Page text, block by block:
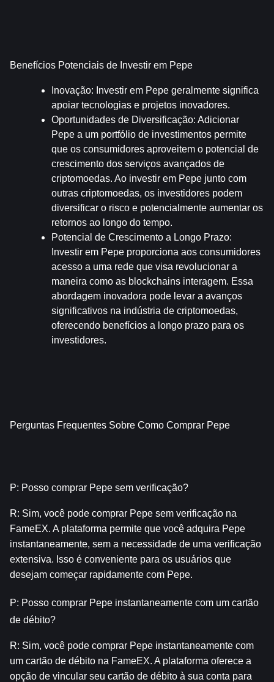
Benefícios Potenciais de Investir em Pepe
Inovação: Investir em Pepe geralmente significa
apoiar tecnologias e projetos inovadores.
Oportunidades de Diversificação: Adicionar
Pepe a um portfólio de investimentos permite
que os consumidores aproveitem o potencial de
crescimento dos serviços avançados de
criptomoedas. Ao investir em Pepe junto com
outras criptomoedas, os investidores podem
diversificar o risco e potencialmente aumentar os
retornos ao longo do tempo.
Potencial de Crescimento a Longo Prazo:
Investir em Pepe proporciona aos consumidores
acesso a uma rede que visa revolucionar a
maneira como as blockchains interagem. Essa
abordagem inovadora pode levar a avanços
significativos na indústria de criptomoedas,
oferecendo benefícios a longo prazo para os
investidores.
Perguntas Frequentes Sobre Como Comprar Pepe
P: Posso comprar Pepe sem verificação?
R: Sim, você pode comprar Pepe sem verificação na
FameEX. A plataforma permite que você adquira Pepe
instantaneamente, sem a necessidade de uma verificação
extensiva. Isso é conveniente para os usuários que
desejam começar rapidamente com Pepe.
P: Posso comprar Pepe instantaneamente com um cartão
de débito?
R: Sim, você pode comprar Pepe instantaneamente com
um cartão de débito na FameEX. A plataforma oferece a
opção de vincular seu cartão de débito à sua conta para